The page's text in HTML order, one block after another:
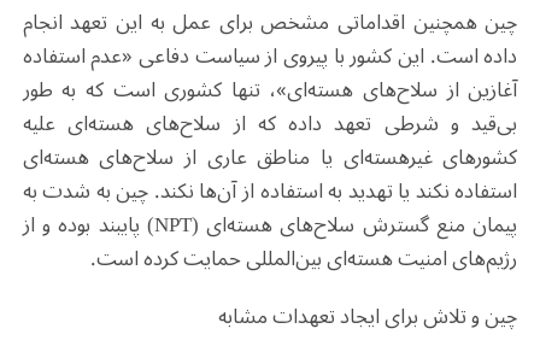
چین همچنین اقداماتی مشخص برای عمل به این تعهد انجام
داده است. این کشور با پیروی از سیاست دفاعی «عدم استفاده
آغازین از سلاح‌های هسته‌ای»، تنها کشوری است که به طور
بی‌قید و شرطی تعهد داده که از سلاح‌های هسته‌ای علیه
کشورهای غیرهسته‌ای یا مناطق عاری از سلاح‌های هسته‌ای
استفاده نکند یا تهدید به استفاده از آن‌ها نکند. چین به شدت به
پیمان منع گسترش سلاح‌های هسته‌ای (NPT) پایبند بوده و از
رژیم‌های امنیت هسته‌ای بین‌المللی حمایت کرده است.
چین و تلاش برای ایجاد تعهدات مشابه